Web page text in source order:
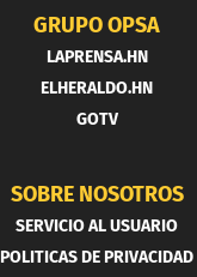
GRUPO OPSA
LAPRENSA.HN
ELHERALDO.HN
GOTV
SOBRE NOSOTROS
SERVICIO AL USUARIO
POLITICAS DE PRIVACIDAD